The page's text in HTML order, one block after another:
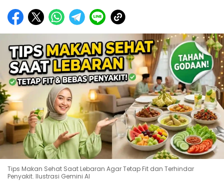
Tips Makan Sehat Saat Lebaran Agar Tetap Fit dan Terhindar
Penyakit. Ilustrasi Gemini AI